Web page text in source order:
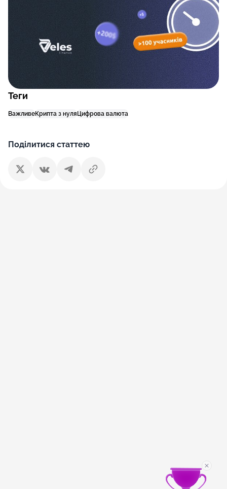
Теги
ВажливеКрипта з нуляЦифрова валюта
Поділитися статтею